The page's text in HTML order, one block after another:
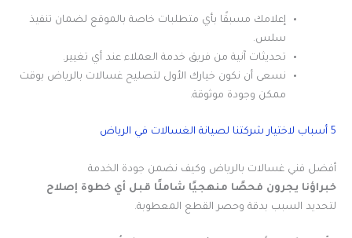
إعلامك مسبقًا بأي متطلبات خاصة بالموقع لضمان تنفيذ
سلس.
تحديثات آنية من فريق خدمة العملاء عند أي تغيير.
نسعى أن نكون خيارك الأول لتصليح غسالات بالرياض بوقت
ممكن وجودة موثوقة.
5 أسباب لاختيار شركتنا لصيانة الغسالات في الرياض
أفضل فني غسالات بالرياض وكيف نضمن جودة الخدمة
خبراؤنا يجرون فحصًا منهجيًا شاملًا قبل أي خطوة إصلاح
لتحديد السبب بدقة وحصر القطع المعطوبة.